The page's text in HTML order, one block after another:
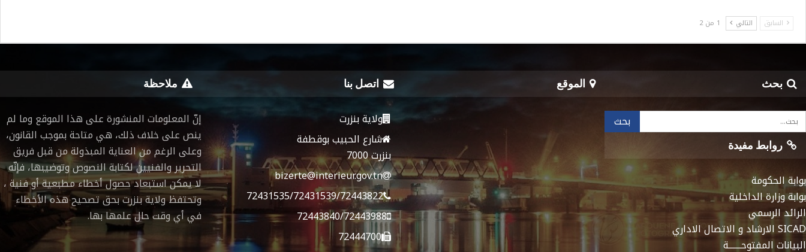
السابق التالي 1 من 2
بحث
روابط مفيدة
بوابة الحكومة
بوابة وزارة الداخلية
الرائد الرسمي
SICAD الارشاد و الاتصال الاداري
البيانات المفتوحـــــــة
الموقع اتصل بنا
ولاية بنزرت
شارع الحبيب بوقطفة
بنزرت 7000
bizerte@interieur.gov.tn
72431535/72431539/72443822
72443840/72443988
72444700
ملاحظة
إنّ المعلومات المنشورة على هذا الموقع وما لم
ينص على خلاف ذلك، هي متاحة بموجب القانون،
وعلى الرغم من العناية المبذولة من قبل فريق
التحرير والفنيين لكتابة النصوص وتوضيبها، فإنّه
لا يمكن استبعاد حصول أخطاء مطبعية أو فنية ،
وتحتفظ ولاية بنزرت بحق تصحيح هذه الأخطاء
في أي وقت حال علمها بها.